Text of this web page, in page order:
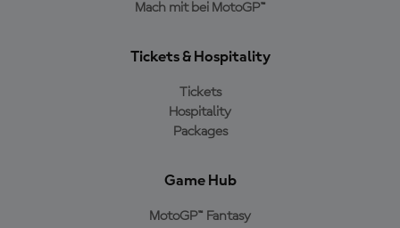
Mach mit bei MotoGP™
Tickets & Hospitality
Tickets
Hospitality
Packages
Game Hub
MotoGP™ Fantasy